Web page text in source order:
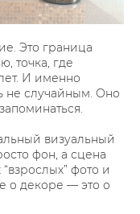
Это граница
точка, где
И именно
не случайным. Оно
визуальный
фон, а сцена
фото и
о декоре — это о